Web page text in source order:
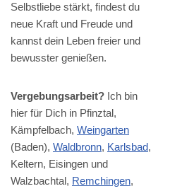
Selbstliebe stärkt, findest du
neue Kraft und Freude und
kannst dein Leben freier und
bewusster genießen.
Vergebungsarbeit? Ich bin
hier für Dich in Pfinztal,
Kämpfelbach, Weingarten
(Baden), Waldbronn, Karlsbad,
Keltern, Eisingen und
Walzbachtal, Remchingen,